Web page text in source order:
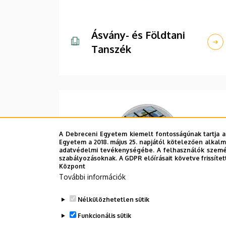
Ásvány- és Földtani
Tanszék
Természetföldrajzi és
Geoinformatikai
A Debreceni Egyetem kiemelt fontosságúnak
Egyetem a 2018. május 25. napjától kötelezően
adatvédelmi tevékenységébe. A felhasználók
szabályozásoknak. A GDPR előírásait követve
Központ
További információk
Nélkülözhetetlen sütik
Funkcionális sütik